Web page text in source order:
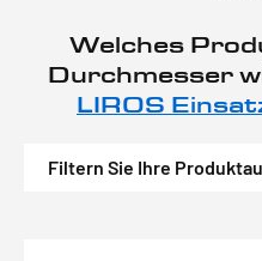
Welches
Durchmesser
LIROS
Filtern Sie Ihre